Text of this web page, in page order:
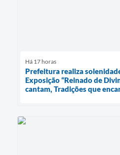
Há 17 horas
Prefeitura realiza
Exposição “Reinado de
cantam, Tradições que